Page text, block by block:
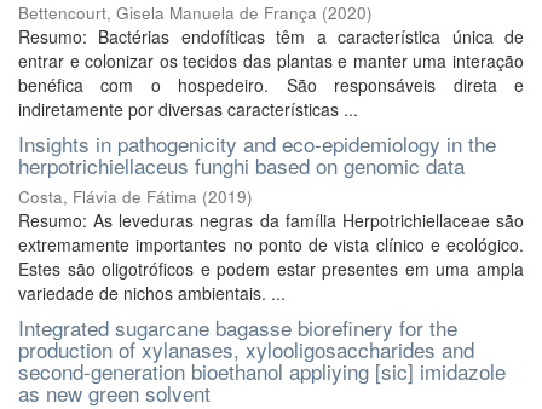
Bettencourt, Gisela Manuela de França (2020)
Resumo: Bactérias endofíticas têm a característica única de
entrar e colonizar os tecidos das plantas e manter uma interação
benéfica com o hospedeiro. São responsáveis direta e
indiretamente por diversas características ...
Insights in pathogenicity and eco-epidemiology in the
herpotrichiellaceus funghi based on genomic data
Costa, Flávia de Fátima (2019)
Resumo: As leveduras negras da família Herpotrichiellaceae são
extremamente importantes no ponto de vista clínico e ecológico.
Estes são oligotróficos e podem estar presentes em uma ampla
variedade de nichos ambientais. ...
Integrated sugarcane bagasse biorefinery for the
production of xylanases, xylooligosaccharides and
second-generation bioethanol appliying [sic] imidazole
as new green solvent